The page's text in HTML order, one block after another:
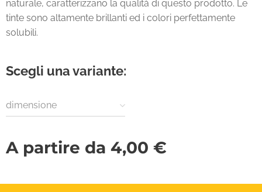
naturale, caratterizzano la qualità di questo prodotto. Le
tinte sono altamente brillanti ed i colori perfettamente
solubili.
Scegli una variante:
dimensione
A partire da 4,00 €